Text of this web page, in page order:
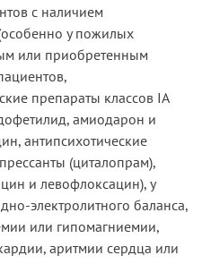
с наличием
у пожилых
или приобретенным
препараты классов IA
амиодарон и
антипсихотические
(циталопрам),
и левофлоксацин), у
электролитного баланса,
или гипомагниемии,
аритмии сердца или